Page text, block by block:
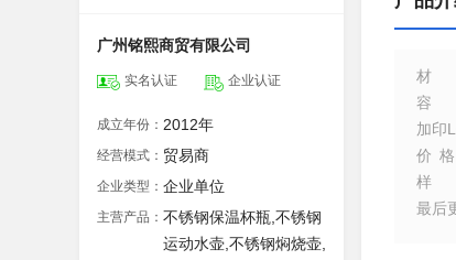
广州铭熙商贸有限公司
实名认证 企业认证
成立年份： 2012年
经营模式： 贸易商
企业类型： 企业单位
主营产品： 不锈钢保温杯瓶,不锈钢
运动水壶,不锈钢焖烧壶,
材
容
加印
价
样
最后